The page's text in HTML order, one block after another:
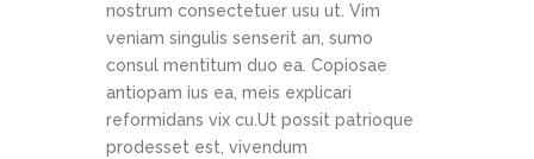
nostrum consectetuer usu ut. Vim
veniam singulis senserit an, sumo
consul mentitum duo ea. Copiosae
antiopam ius ea, meis explicari
reformidans vix cu.Ut possit patrioque
prodesset est, vivendum